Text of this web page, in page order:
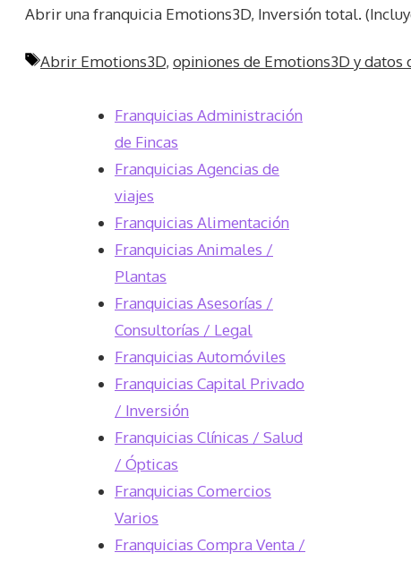
Abrir una franquicia Emotions3D, Inversión total.
Etiquetas
Abrir Emotions3D, opiniones de Emotions3D y datos
Franquicias Administración
de Fincas
Franquicias Agencias de
viajes
Franquicias Alimentación
Franquicias Animales /
Plantas
Franquicias Asesorías /
Consultorías / Legal
Franquicias Automóviles
Franquicias Capital Privado
/ Inversión
Franquicias Clínicas / Salud
/ Ópticas
Franquicias Comercios
Varios
Franquicias Compra Venta /